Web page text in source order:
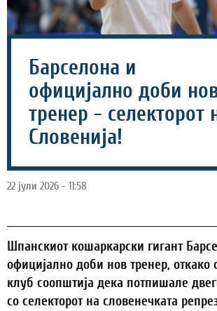
Барселона и
официјално доби
тренер - селекторот
Словенија!
22 јули 2026 - 11:58
Шпанскиот кошаркарски гигант
официјално доби нов тренер, откако
клуб соопштија дека потпишале
со селекторот на словенечката